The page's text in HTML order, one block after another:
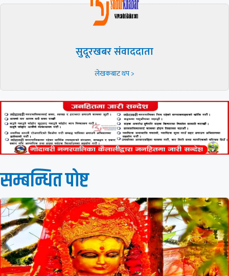
सुदूरखबर संवाददाता
लेखकबाट थप >
सम्बन्धित पाेष्ट